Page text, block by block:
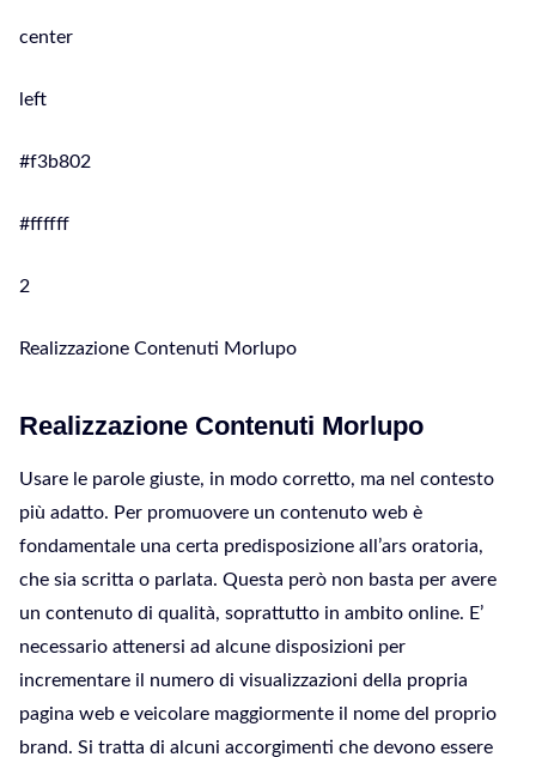
center
left
#f3b802
#ffffff
2
Realizzazione Contenuti Morlupo
Realizzazione Contenuti Morlupo
Usare le parole giuste, in modo corretto, ma nel contesto
più adatto. Per promuovere un contenuto web è
fondamentale una certa predisposizione all’ars oratoria,
che sia scritta o parlata. Questa però non basta per avere
un contenuto di qualità, soprattutto in ambito online. E’
necessario attenersi ad alcune disposizioni per
incrementare il numero di visualizzazioni della propria
pagina web e veicolare maggiormente il nome del proprio
brand. Si tratta di alcuni accorgimenti che devono essere